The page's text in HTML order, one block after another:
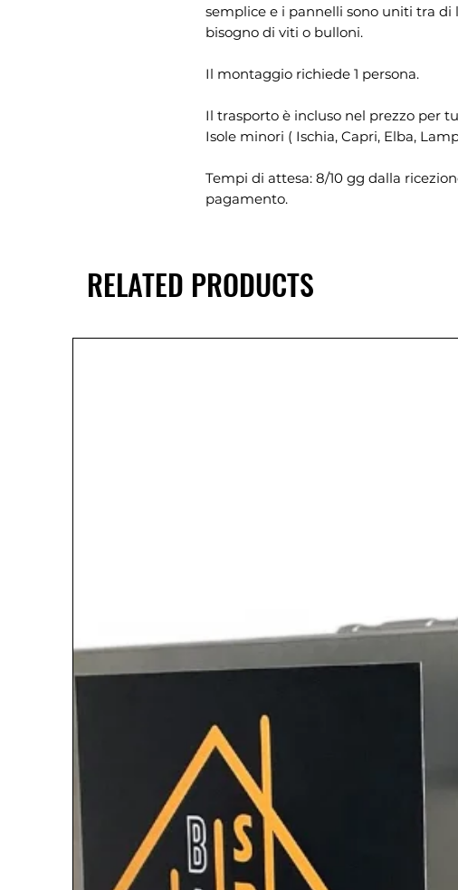
semplice e i pannelli sono uniti tra di
bisogno di viti o bulloni.
Il montaggio richiede 1 persona.
Il trasporto è incluso nel prezzo per
Isole minori ( Ischia, Capri, Elba,
Tempi di attesa: 8/10 gg dalla
pagamento.
RELATED PRODUCTS